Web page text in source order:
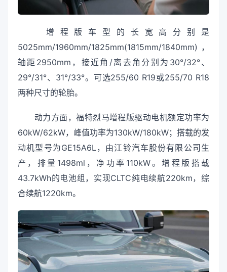
增程版车型的长宽高分别是
5025mm/1960mm/1825mm(1815mm/1840mm)，
轴距2950mm，接近角/离去角分别为30°/32°、
29°/31°、31°/33°。可选255/60 R19或255/70 R18
两种尺寸的轮胎。
动力方面，福特烈马增程版驱动电机额定功率为
60kW/62kW，峰值功率为130kW/180kW；搭载的发
动机型号为GE15A6L，由江铃汽车股份有限公司生
产，排量1498ml，净功率110kW。增程版搭载
43.7kWh的电池组，实现CLTC纯电续航220km，综
合续航1220km。